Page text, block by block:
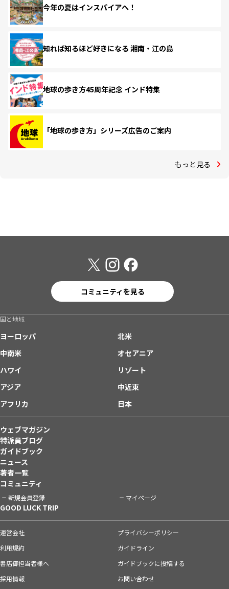
今年の夏はインスパイアへ！
知れば知るほど好きになる 湘南・江の島
地球の歩き方45周年記念 インド特集
「地球の歩き方」シリーズ広告のご案内
もっと見る
コミュニティを見る
国と地域
ヨーロッパ
北米
中南米
オセアニア
ハワイ
リゾート
アジア
中近東
アフリカ
日本
ウェブマガジン
特派員ブログ
ガイドブック
ニュース
著者一覧
コミュニティ
新規会員登録 マイページ
GOOD LUCK TRIP
運営会社
プライバシーポリシー
利用規約
ガイドライン
書店御担当者様へ
ガイドブックに投稿する
採用情報
お問い合わせ